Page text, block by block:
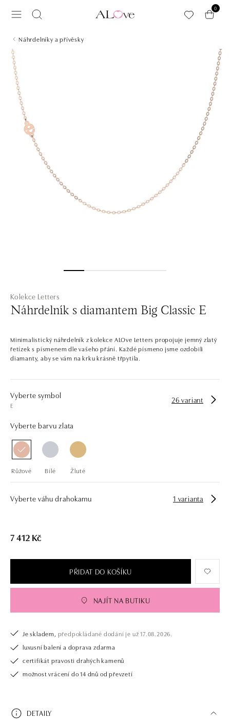
0
Náhrdelníky a přívěsky
Kolekce Letters
Náhrdelník s diamantem Big Classic E
Minimalistický náhrdelník z kolekce ALOve Letters propojuje jemný zlatý
řetízek s písmenem dle vašeho přání. Každé písmeno jsme ozdobili
diamanty, aby se vám na krku krásně třpytila.
Vyberte symbol
E
26 variant
Vyberte barvu zlata
Růžové Bílé Žluté
Vyberte váhu drahokamu 1 varianta
7 412 Kč
PŘIDAT DO KOŠÍKU
NAJÍT NA BUTIKU
Je skladem, předpokládané dodání je už 17.08.2026.
luxusní balení a doprava zdarma
certifikát pravosti drahých kamenů
možnost vrácení do 14 dnů od převzetí
DETAILY